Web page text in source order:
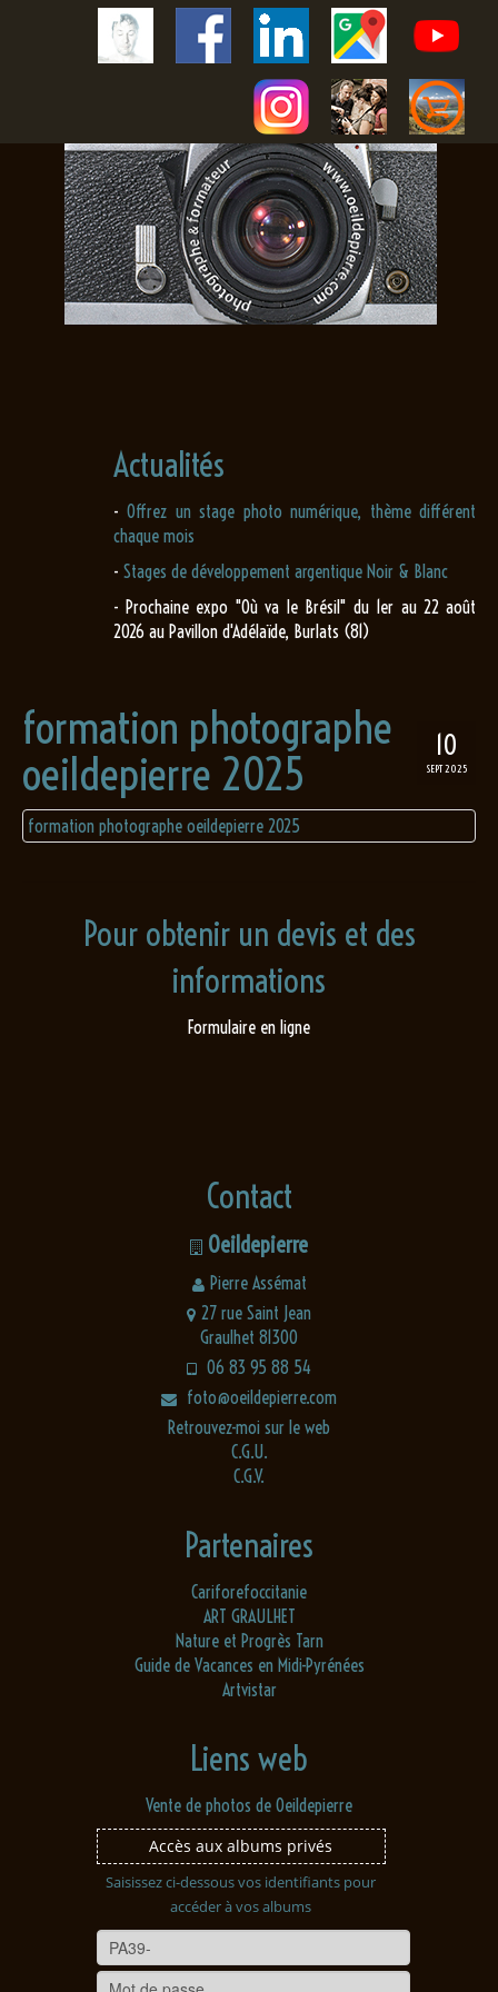
Actualités
-Offrez un stage photo numérique, thème différent
chaque mois
- Stages de développement argentique Noir & Blanc
- Prochaine expo "Où va le Brésil" du 1er au 22 août
2026 au Pavillon d'Adélaïde, Burlats (81)
10
SEPT 2025
formation photographe
oeildepierre 2025
formation photographe oeildepierre 2025
Pour obtenir un devis et des
informations
Formulaire en ligne
Contact
Oeildepierre
Pierre Assémat
27 rue Saint Jean
Graulhet 81300
06 83 95 88 54
foto@oeildepierre.com
Retrouvez-moi sur le web
C.G.U.
C.G.V.
Partenaires
Cariforefoccitanie
ART GRAULHET
Nature et Progrès Tarn
Guide de Vacances en Midi-Pyrénées
Artvistar
Liens web
Vente de photos de Oeildepierre
Accès aux albums privés
Saisissez ci-dessous vos identifiants pour
accéder à vos albums